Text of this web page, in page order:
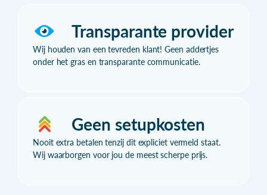
Transparante provider
Wij houden van een tevreden klant! Geen addertjes
onder het gras en transparante communicatie.
Geen setupkosten
Nooit extra betalen tenzij dit expliciet vermeld staat.
Wij waarborgen voor jou de meest scherpe prijs.